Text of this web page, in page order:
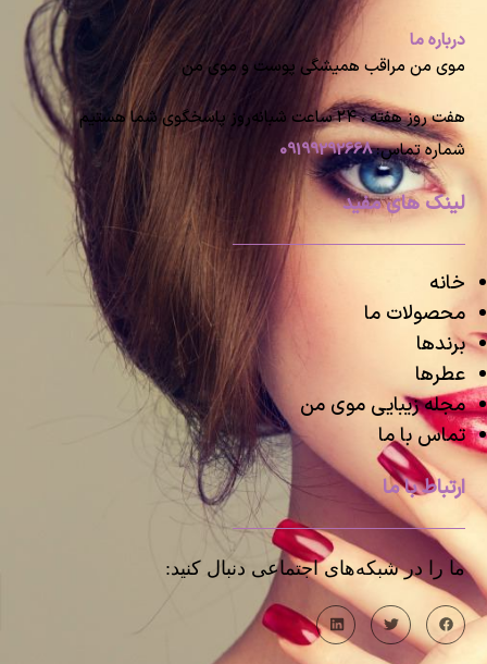
درباره ما
موی من مراقب همیشگی پوست و موی من
هفت روز هفته ، ۲۴ ساعت شبانه‌روز پاسخگوی شما هستیم
شماره تماس:09199292668
لینک های مفید
خانه
محصولات ما
برندها
عطرها
مجله زیبایی موی من
تماس با ما
ارتباط با ما
ما را در شبکه‌های اجتماعی دنبال کنید: